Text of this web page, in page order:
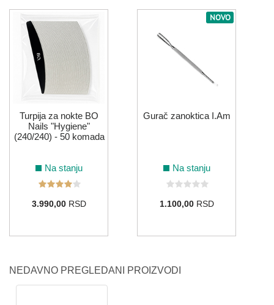
Turpija za nokte BO
Nails "Hygiene"
(240/240) - 50 komada
Na stanju
3.990,00RSD
NOVO
Gurač zanoktica I.Am
Na stanju
1.100,00RSD
NEDAVNO PREGLEDANI PROIZVODI